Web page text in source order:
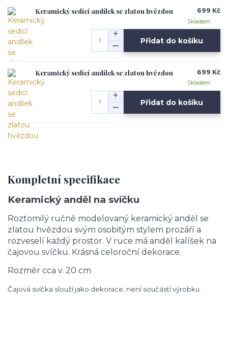
Keramický sedící andílek se zlatou hvězdou 699 Kč
Skladem
Přidat do košíku
Keramický sedící andílek se zlatou hvězdou 699 Kč
Skladem
Přidat do košíku
Kompletní specifikace
Keramický anděl na svíčku
Roztomilý ručně modelovaný keramický anděl se
zlatou hvězdou svým osobitým stylem prozáří a
rozveselí každý prostor. V ruce má anděl kalíšek na
čajovou svíčku. Krásná celoroční dekorace.
Rozměr cca v. 20 cm
Čajová svíčka slouží jako dekorace, není součástí výrobku.